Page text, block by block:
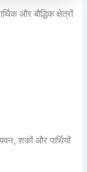
और बौद्धिक क्षेत्रों
शकों और पार्थियों